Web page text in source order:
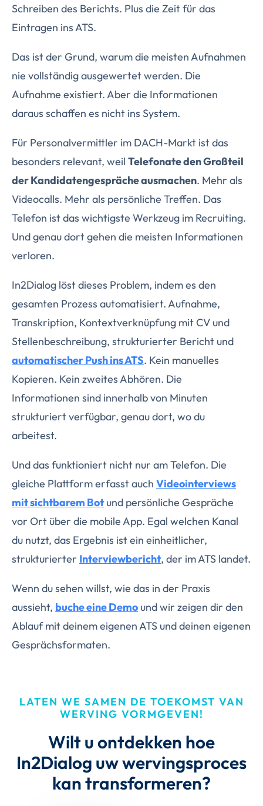
Schreiben des Berichts. Plus die Zeit für das
Eintragen ins ATS.
Das ist der Grund, warum die meisten Aufnahmen
nie vollständig ausgewertet werden. Die
Aufnahme existiert. Aber die Informationen
daraus schaffen es nicht ins System.
Für Personalvermittler im DACH-Markt ist das
besonders relevant, weil Telefonate den Großteil
der Kandidatengespräche ausmachen. Mehr als
Videocalls. Mehr als persönliche Treffen. Das
Telefon ist das wichtigste Werkzeug im Recruiting.
Und genau dort gehen die meisten Informationen
verloren.
In2Dialog löst dieses Problem, indem es den
gesamten Prozess automatisiert. Aufnahme,
Transkription, Kontextverknüpfung mit CV und
Stellenbeschreibung, strukturierter Bericht und
automatischer Push ins ATS. Kein manuelles
Kopieren. Kein zweites Abhören. Die
Informationen sind innerhalb von Minuten
strukturiert verfügbar, genau dort, wo du
arbeitest.
Und das funktioniert nicht nur am Telefon. Die
gleiche Plattform erfasst auch Videointerviews
mit sichtbarem Bot und persönliche Gespräche
vor Ort über die mobile App. Egal welchen Kanal
du nutzt, das Ergebnis ist ein einheitlicher,
strukturierter Interviewbericht, der im ATS landet.
Wenn du sehen willst, wie das in der Praxis
aussieht, buche eine Demo und wir zeigen dir den
Ablauf mit deinem eigenen ATS und deinen eigenen
Gesprächsformaten.
LATEN WE SAMEN DE TOEKOMST VAN
WERVING VORMGEVEN!
Wilt u ontdekken hoe
In2Dialog uw wervingsproces
kan transformeren?